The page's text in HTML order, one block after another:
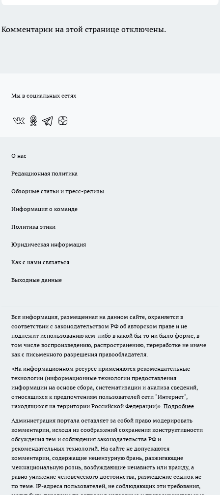
Комментарии на этой странице отключены.
Мы в социальных сетях
О нас
Редакционная политика
Обзорные статьи и пресс-релизы
Информация о команде
Политика этики
Юридическая информация
Как с нами связаться
Выходные данные
Вся информация, размещенная на данном сайте, охраняется в
соответствии с законодательством РФ об авторском праве и не
подлежит использованию кем-либо в какой бы то ни было форме, в
том числе воспроизведению, распространению, переработке не иначе
как с письменного разрешения правообладателя.
«На информационном ресурсе применяются рекомендательные
технологии (информационные технологии предоставления
информации на основе сбора, систематизации и анализа сведений,
относящихся к предпочтениям пользователей сети "Интернет",
находящихся на территории Российской Федерации)». Подробнее
Администрация портала оставляет за собой право модерировать
комментарии, исходя из соображений сохранения конструктивности
обсуждения тем и соблюдения законодательства РФ и
рекомендательных технологий. На сайте не допускаются
комментарии, содержащие нецензурную брань, разжигающие
межнациональную рознь, возбуждающие ненависть или вражду, а
равно унижение человеческого достоинства, размещение ссылок не
по теме. IP-адреса пользователей, не соблюдающих эти требования,